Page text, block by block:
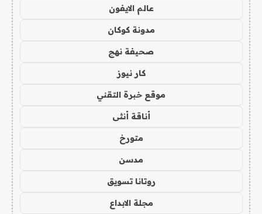
عالم الايفون
مدونة كوكان
صحيفة نهج
كار نيوز
موقع خبرة التقني
أناقة أنثى
متورخ
مدسن
روتانا تسويق
مجلة الابداع